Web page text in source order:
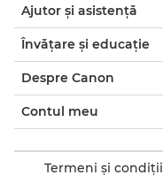
Ajutor şi asistenţă
Învăţare şi educaţie
Despre Canon
Contul meu
Termeni şi condiţii